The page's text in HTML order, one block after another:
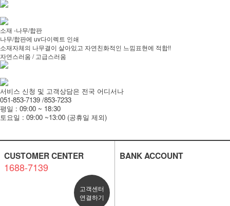
소재 -나무/합판
나무/합판에 uv다이렉트 인쇄
소재자체의 나무결이 살아있고 자연친화적인 느낌표현에 적합!!
자연스러움 / 고급스러움
서비스 신청 및 고객상담은 전국 어디서나
051-853-7139 /853-7233
평일 : 09:00 ~ 18:30
토요일 : 09:00 ~13:00 (공휴일 제외)
CUSTOMER CENTER
1688-7139
고객센터
연결하기
BANK ACCOUNT